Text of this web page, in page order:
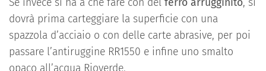
Se invece si ha a che fare con del ferro arrugginito, si
dovrà prima carteggiare la superficie con una
spazzola d’acciaio o con delle carte abrasive, per poi
passare l’antiruggine RR1550 e infine uno smalto
opaco all’acqua Rioverde.